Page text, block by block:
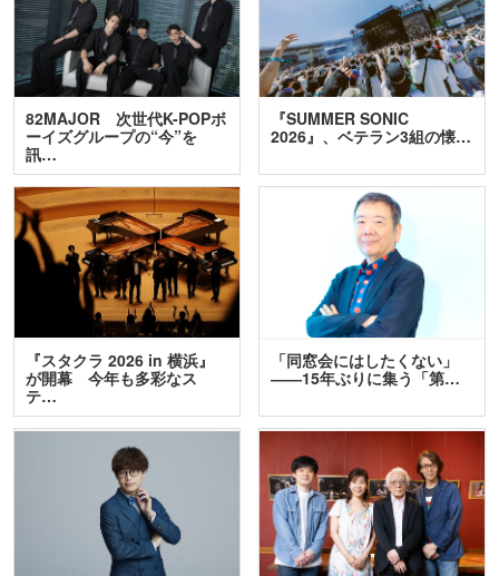
82MAJOR 次世代K-POPボ
ーイズグループの“今”を
訊…
『SUMMER SONIC
2026』、ベテラン3組の懐…
『スタクラ 2026 in 横浜』
が開幕 今年も多彩なス
テ…
「同窓会にはしたくない」
――15年ぶりに集う「第…